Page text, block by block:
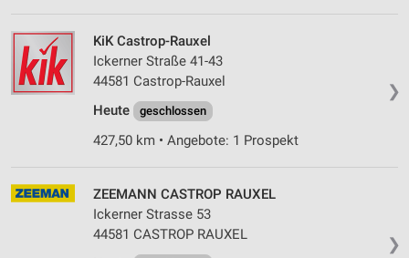
❯
KiK Castrop-Rauxel
Ickerner Straße 41-43
44581 Castrop-Rauxel
Heute
geschlossen
427,50 km • Angebote: 1 Prospekt
❯
ZEEMANN CASTROP RAUXEL
Ickerner Strasse 53
44581 CASTROP RAUXEL